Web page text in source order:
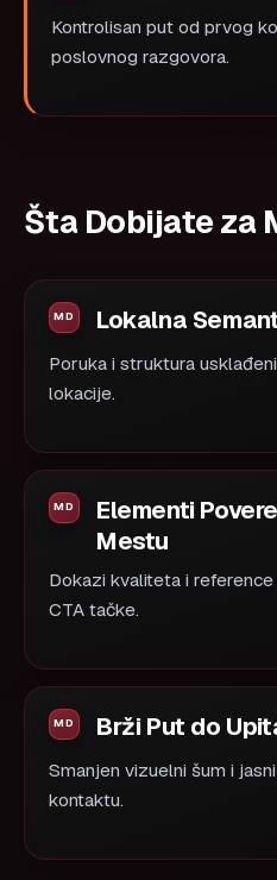
Kontrolisan put od prvog
poslovnog razgovora.
Šta Dobijate za
Lokalna
Poruka i struktura
lokacije.
Elementi
Mestu
Dokazi kvaliteta i
CTA tačke.
Brži Put do
Smanjen vizuelni šum i
kontaktu.